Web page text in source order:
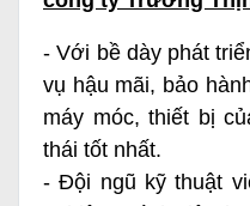
- Với bề dày phát
vụ hậu mãi, bảo
máy móc, thiết bị
thái tốt nhất.
- Đội ngũ kỹ thuật